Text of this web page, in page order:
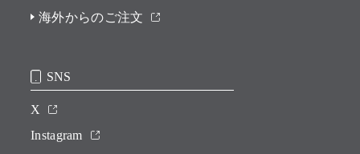
海外からのご注文
SNS
X
Instagram